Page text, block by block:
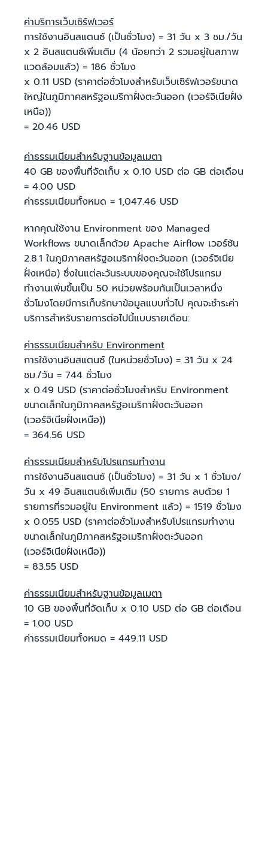
ค่าบริการเว็บเซิร์ฟเวอร์
การใช้งานอินสแตนซ์ (เป็นชั่วโมง) = 31 วัน x 3 ชม./วัน
x 2 อินสแตนซ์เพิ่มเติม (4 น้อยกว่า 2 รวมอยู่ในสภาพ
แวดล้อมแล้ว) = 186 ชั่วโมง
x 0.11 USD (ราคาต่อชั่วโมงสําหรับเว็บเซิร์ฟเวอร์ขนาด
ใหญ่ในภูมิภาคสหรัฐอเมริกาฝั่งตะวันออก (เวอร์จิเนียฝั่ง
เหนือ))
= 20.46 USD
ค่าธรรมเนียมสำหรับฐานข้อมูลเมตา
40 GB ของพื้นที่จัดเก็บ x 0.10 USD ต่อ GB ต่อเดือน
= 4.00 USD
ค่าธรรมเนียมทั้งหมด = 1,047.46 USD
หากคุณใช้งาน Environment ของ Managed
Workflows ขนาดเล็กด้วย Apache Airflow เวอร์ชัน
2.8.1 ในภูมิภาคสหรัฐอเมริกาฝั่งตะวันออก (เวอร์จิเนีย
ฝั่งเหนือ) ซึ่งในแต่ละวันระบบของคุณจะใช้โปรแกรม
ทำงานเพิ่มขึ้นเป็น 50 หน่วยพร้อมกันเป็นเวลาหนึ่ง
ชั่วโมงโดยมีการเก็บรักษาข้อมูลแบบทั่วไป คุณจะชำระค่า
บริการสำหรับรายการต่อไปนี้แบบรายเดือน:
ค่าธรรมเนียมสำหรับ Environment
การใช้งานอินสแตนซ์ (ในหน่วยชั่วโมง) = 31 วัน x 24
ชม./วัน = 744 ชั่วโมง
x 0.49 USD (ราคาต่อชั่วโมงสําหรับ Environment
ขนาดเล็กในภูมิภาคสหรัฐอเมริกาฝั่งตะวันออก
(เวอร์จิเนียฝั่งเหนือ))
= 364.56 USD
ค่าธรรมเนียมสำหรับโปรแกรมทำงาน
การใช้งานอินสแตนซ์ (เป็นชั่วโมง) = 31 วัน x 1 ชั่วโมง/
วัน x 49 อินสแตนซ์เพิ่มเติม (50 รายการ ลบด้วย 1
รายการที่รวมอยู่ใน Environment แล้ว) = 1519 ชั่วโมง
x 0.055 USD (ราคาต่อชั่วโมงสําหรับโปรแกรมทำงาน
ขนาดเล็กในภูมิภาคสหรัฐอเมริกาฝั่งตะวันออก
(เวอร์จิเนียฝั่งเหนือ))
= 83.55 USD
ค่าธรรมเนียมสำหรับฐานข้อมูลเมตา
10 GB ของพื้นที่จัดเก็บ x 0.10 USD ต่อ GB ต่อเดือน
= 1.00 USD
ค่าธรรมเนียมทั้งหมด = 449.11 USD